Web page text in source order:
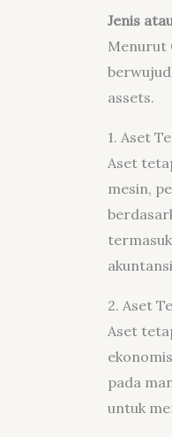
Jenis
Menurut
assets.
1. Aset
Aset
mesin,
2. Aset
Aset
pada
untuk